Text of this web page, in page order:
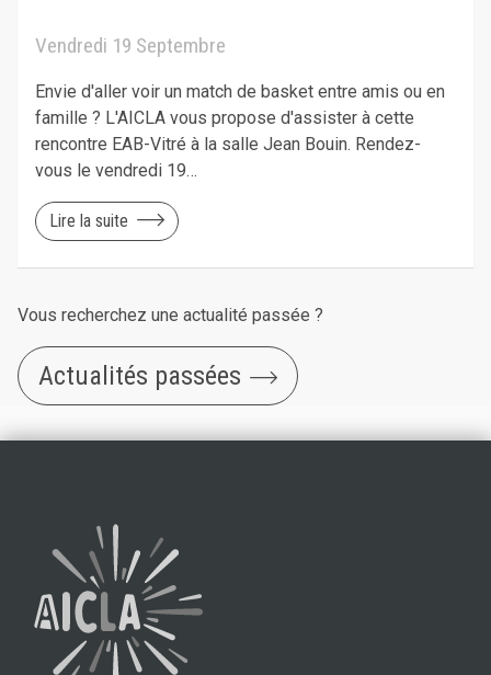
Vendredi 19 Septembre
Envie d'aller voir un match de basket entre amis ou en
famille ? L'AICLA vous propose d'assister à cette
rencontre EAB-Vitré à la salle Jean Bouin. Rendez-
vous le vendredi 19…
Lire la suite
Vous recherchez une actualité passée ?
Actualités passées